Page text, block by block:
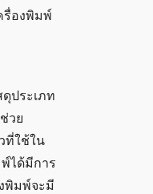
รื่องพิมพ์
ประเภท
วย
ที่ใช้ใน
ได้มีการ
พิมพ์จะมี